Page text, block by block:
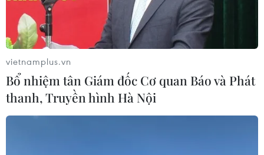
vietnamplus.vn
Bổ nhiệm tân Giám đốc Cơ quan Báo và Phát
thanh, Truyền hình Hà Nội